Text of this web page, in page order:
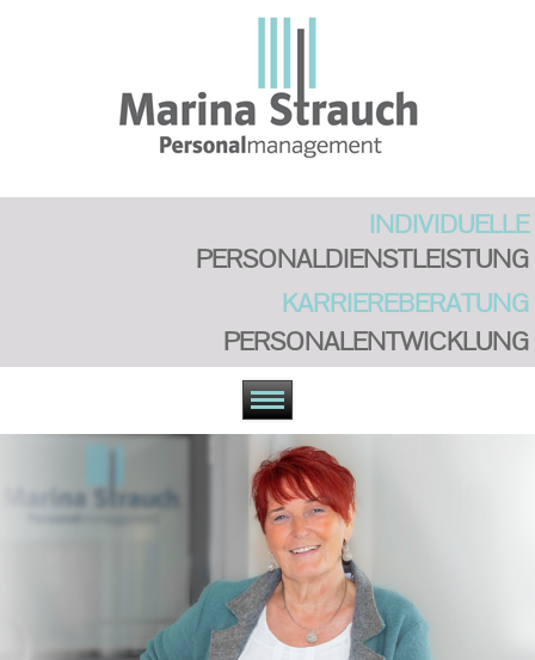
INDIVIDUELLE
PERSONALDIENSTLEISTUNG
KARRIEREBERATUNG
PERSONALENTWICKLUNG